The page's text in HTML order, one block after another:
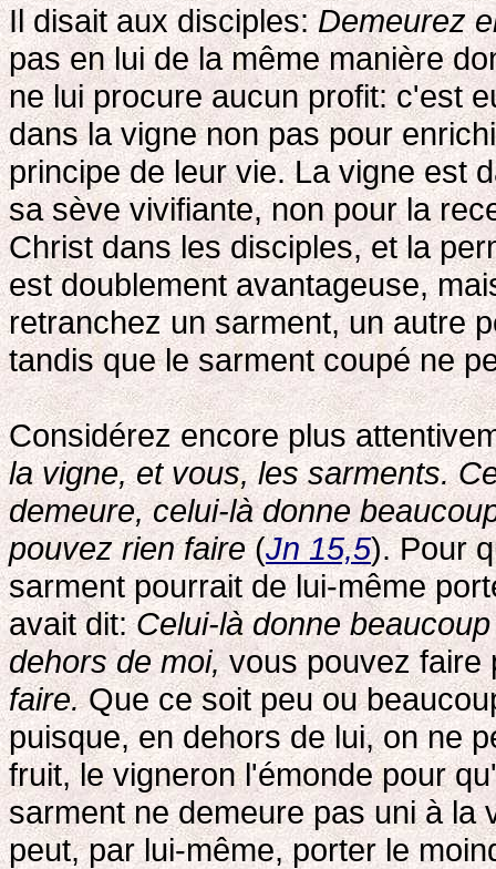
Il disait aux disciples:Demeurez
pas en lui de la même manière
ne lui procure aucun profit: c'est
dans la vigne non pas pour
principe de leur vie. La vigne est
sa sève vivifiante, non pour la
Christ dans les disciples, et la
est doublement avantageuse,
retranchez un sarment, un autre
tandis que le sarment coupé ne
Considérez encore plus
la vigne, et vous, les sarments.
demeure, celui-là donne
pouvez rien faire(Jn 15,5). Pour
sarment pourrait de lui-même
avait dit:Celui-là donne
dehors de moi,vous pouvez faire
faire.Que ce soit peu ou
puisque, en dehors de lui, on ne
fruit, le vigneron l'émonde pour
sarment ne demeure pas uni à la
peut, par lui-même, porter le